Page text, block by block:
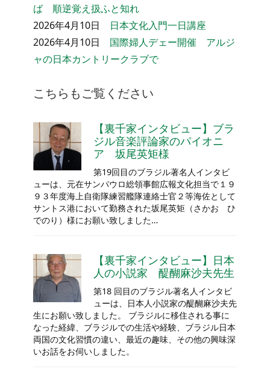
ば 順逆覚え扱ふと知れ
2026年4月10日 日本文化入門一日講座
2026年4月10日 国際婦人デェー開催 アルジ
ャの日本カントリークラブで
こちらもご覧ください
【裏千家インタビュー】ブラ
ジル音楽評論家のパイオニ
ア 坂尾英矩様
第19回目のブラジル著名人インタビ
ューは、元在サンパウロ総領事館広報文化担当で１９
９３年度海上自衛隊練習艦隊連絡士官２等海佐として
サントス港において勤務された坂尾英矩（さかお ひ
でのり）様にお願い致しました…
【裏千家インタビュー】日本
人の小説家 醍醐麻沙夫先生
第18 回目のブラジル著名人インタビ
ューは、日本人小説家の醍醐麻沙夫先
生にお願い致しました。 ブラジルに移住される事に
なった経緯、ブラジルでの生活や経験、ブラジル日本
両国の文化習慣の違い、最近の趣味、その他の興味深
いお話をお伺いしました。